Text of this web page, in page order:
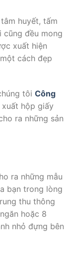
huyết, tấm
cũng đều mong
xuất hiện
cách đẹp
tôi Công
xuất hộp giấy
ra những sản
ra những mẫu
bạn trong lòng
thu thông
hoặc 8
nhỏ đựng bên